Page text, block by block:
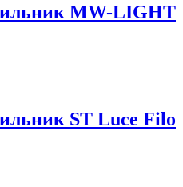
MW-LIGHT
ST Luce Filo